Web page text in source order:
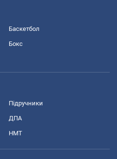
Баскетбол
Бокс
Підручники
ДПА
НМТ